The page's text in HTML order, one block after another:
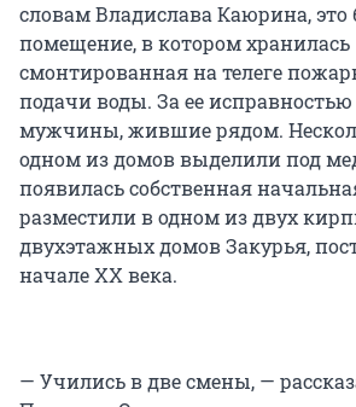
словам Владислава Каюрина, это
помещение, в котором хранилась
смонтированная на телеге
подачи воды. За ее
мужчины, жившие рядом.
одном из домов выделили под
появилась собственная
разместили в одном из двух
двухэтажных домов Закурья,
начале XX века.
— Учились в две смены, —